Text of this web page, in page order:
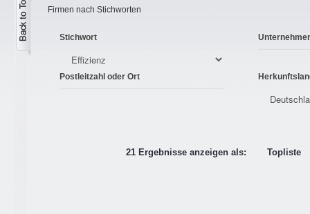
Firmen nach Stichworten
Stichwort
Postleitzahl oder Ort
21 Ergebnisse anzeigen als: Topliste